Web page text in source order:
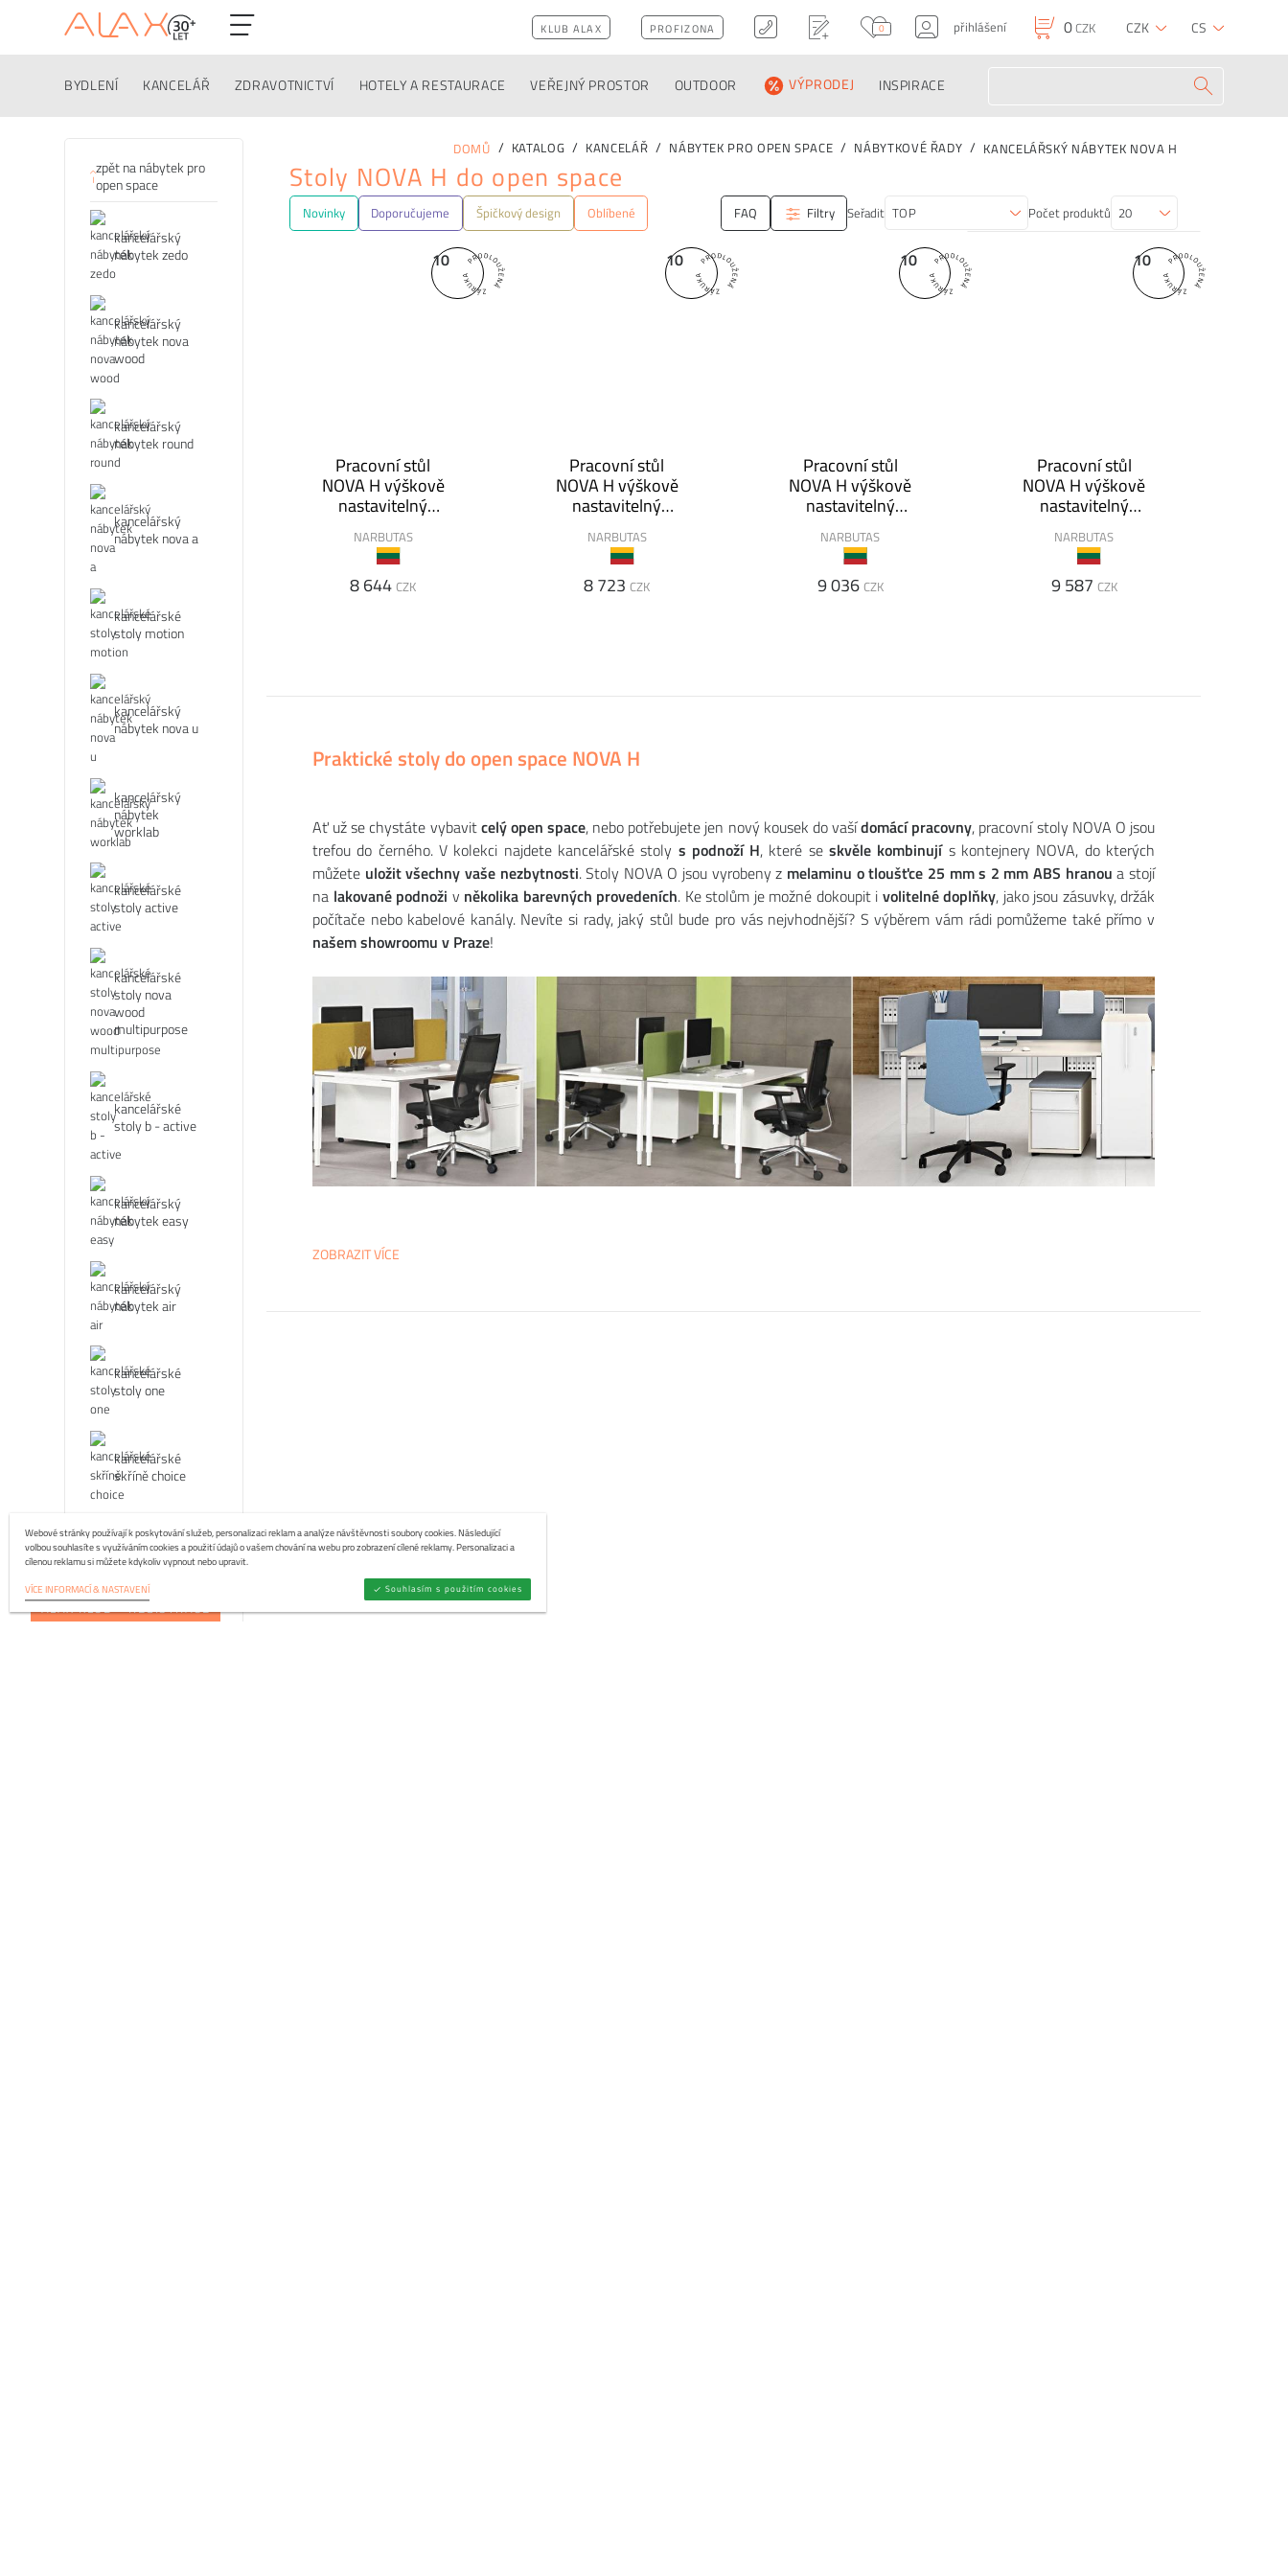
KLUB ALAX PROFIZONA 0 přihlášení 0CZK CZK CS
BYDLENÍ KANCELÁŘ ZDRAVOTNICTVÍ HOTELY A RESTAURACE VEŘEJNÝ PROSTOR OUTDOOR VÝPRODEJ INSPIRACE
Kategorie
zpět na nábytek pro
open space
kancelářský
nábytek zedo
kancelářský
nábytek nova
wood
kancelářský
nábytek round
kancelářský
nábytek nova a
kancelářské
stoly motion
kancelářský
nábytek nova u
kancelářský
nábytek
worklab
kancelářské
stoly active
kancelářské
stoly nova
wood
multipurpose
kancelářské
stoly b - active
kancelářský
nábytek easy
kancelářský
nábytek air
kancelářské
stoly one
kancelářské
skříně choice
kancelářský
nábytek nova h
DOMŮ KATALOG KANCELÁŘ NÁBYTEK PRO OPEN SPACE NÁBYTKOVÉ ŘADY KANCELÁŘSKÝ NÁBYTEK NOVA H
Stoly NOVA H do open space
Novinky Doporučujeme Špičkový design Oblíbené FAQ Filtry Seřadit Počet produktů
10
Pracovní stůl
NOVA H výškově
nastavitelný
NARBUTAS
8 644 CZK
10
Pracovní stůl
NOVA H výškově
nastavitelný
NARBUTAS
8 723 CZK
10
Pracovní stůl
NOVA H výškově
nastavitelný
NARBUTAS
9 036 CZK
10
Pracovní stůl
NOVA H výškově
nastavitelný
NARBUTAS
9 587 CZK
Praktické stoly do open space NOVA H
Ať už se chystáte vybavitcelý open space, nebo potřebujete jen nový kousek do vašídomácí pracovny, pracovní stoly NOVA O jsou
trefou do černého. V kolekci najdete kancelářské stoly s podnoží H, které seskvěle kombinují s kontejnery NOVA, do kterých
můžete uložit všechny vaše nezbytnosti. Stoly NOVA O jsou vyrobeny z melaminu o tloušťce 25 mm s 2 mm ABS hranou a stojí
na lakované podnoži v několika barevných provedeních. Ke stolům je možné dokoupit i volitelné doplňky, jako jsou zásuvky, držák
počítače nebo kabelové kanály. Nevíte si rady, jaký stůl bude pro vás nejvhodnější? S výběrem vám rádi pomůžeme také přímo v
našem showroomu v Praze!
ZOBRAZIT VÍCE
Webové stránky používají k poskytování služeb, personalizaci reklam a analýze návštěvnosti soubory cookies. Následující
volbou souhlasíte s využíváním cookies a použití údajů o vašem chování na webu pro zobrazení cílené reklamy. Personalizaci a
cílenou reklamu si můžete kdykoliv vypnout nebo upravit.
VÍCE INFORMACÍ & NASTAVENÍ
Souhlasím s použitím cookies
ALAX KLUB - REGISTRACE